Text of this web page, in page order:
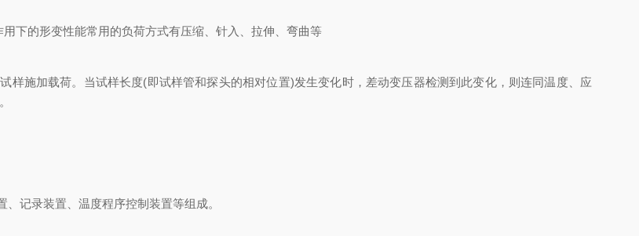
的形变性能常用的负荷方式有压缩、针入、拉伸、弯曲等
施加载荷。当试样长度(即试样管和探头的相对位置)发生变化时，差动变压器检测到此变化，则连同温度、应
记录装置、温度程序控制装置等组成。